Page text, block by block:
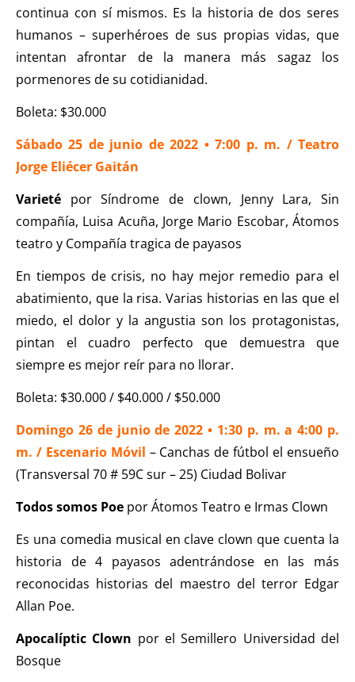
continua con sí mismos. Es la historia de dos seres
humanos – superhéroes de sus propias vidas, que
intentan afrontar de la manera más sagaz los
pormenores de su cotidianidad.
Boleta: $30.000
Sábado 25 de junio de 2022 • 7:00 p. m. / Teatro
Jorge Eliécer Gaitán
Varieté por Síndrome de clown, Jenny Lara, Sin
compañía, Luisa Acuña, Jorge Mario Escobar, Átomos
teatro y Compañía tragica de payasos
En tiempos de crisis, no hay mejor remedio para el
abatimiento, que la risa. Varias historias en las que el
miedo, el dolor y la angustia son los protagonistas,
pintan el cuadro perfecto que demuestra que
siempre es mejor reír para no llorar.
Boleta: $30.000 / $40.000 / $50.000
Domingo 26 de junio de 2022 • 1:30 p. m. a 4:00 p.
m. / Escenario Móvil – Canchas de fútbol el ensueño
(Transversal 70 # 59C sur – 25) Ciudad Bolivar
Todos somos Poe por Átomos Teatro e Irmas Clown
Es una comedia musical en clave clown que cuenta la
historia de 4 payasos adentrándose en las más
reconocidas historias del maestro del terror Edgar
Allan Poe.
Apocalíptic Clown por el Semillero Universidad del
Bosque